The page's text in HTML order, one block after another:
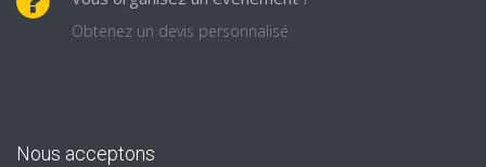
Obtenez un devis personnalisé
Nous acceptons